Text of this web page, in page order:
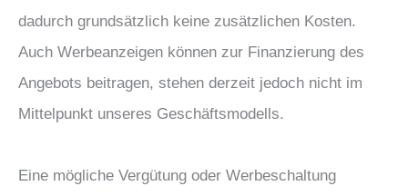
dadurch grundsätzlich keine zusätzlichen Kosten.
Auch Werbeanzeigen können zur Finanzierung des
Angebots beitragen, stehen derzeit jedoch nicht im
Mittelpunkt unseres Geschäftsmodells.
Eine mögliche Vergütung oder Werbeschaltung